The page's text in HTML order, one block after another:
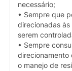
necessário;
• Sempre que
direcionadas
serem
• Sempre
direcionamento
o manejo de